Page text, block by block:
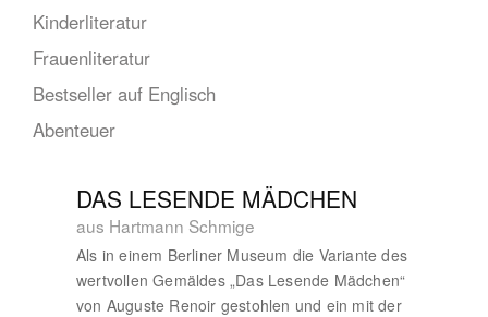
Kinderliteratur
Frauenliteratur
Bestseller auf Englisch
Abenteuer
DAS LESENDE MÄDCHEN
aus Hartmann Schmige
Als in einem Berliner Museum die Variante des
wertvollen Gemäldes „Das Lesende Mädchen“
von Auguste Renoir gestohlen und ein mit der